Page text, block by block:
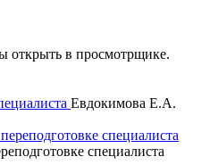
открыть в просмотрщике.
Евдокимова Е.А.
специалиста